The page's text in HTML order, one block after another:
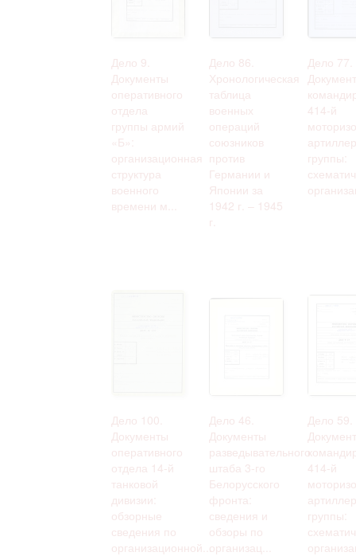
Дело 9.
Документы
оперативного
отдела
группы армий
«Б»:
организационная
структура
военного
времени м...
Дело 86.
Хронологическая
таблица
военных
операций
союзников
против
Германии и
Японии за
1942 г. – 1945
г.
Дело 77.
414-й
группы:
Дело 100.
Документы
оперативного
отдела 14-й
танковой
дивизии:
обзорные
сведения по
организационной...
Дело 46.
Документы
разведывательного
штаба 3-го
Белорусского
фронта:
сведения и
обзоры по
организац...
Дело 59.
414-й
группы: